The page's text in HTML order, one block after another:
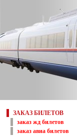
ЗАКАЗ БИЛЕТОВ
заказ жд билетов
заказ авиа билетов